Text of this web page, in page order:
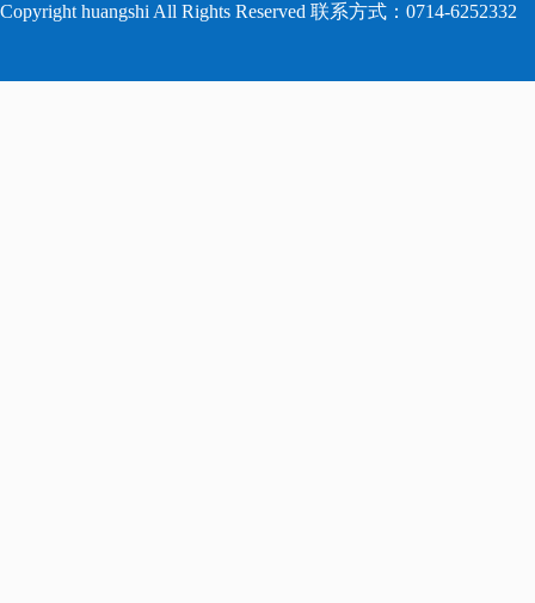
Copyright huangshi All Rights Reserved 联系方式：0714-6252332